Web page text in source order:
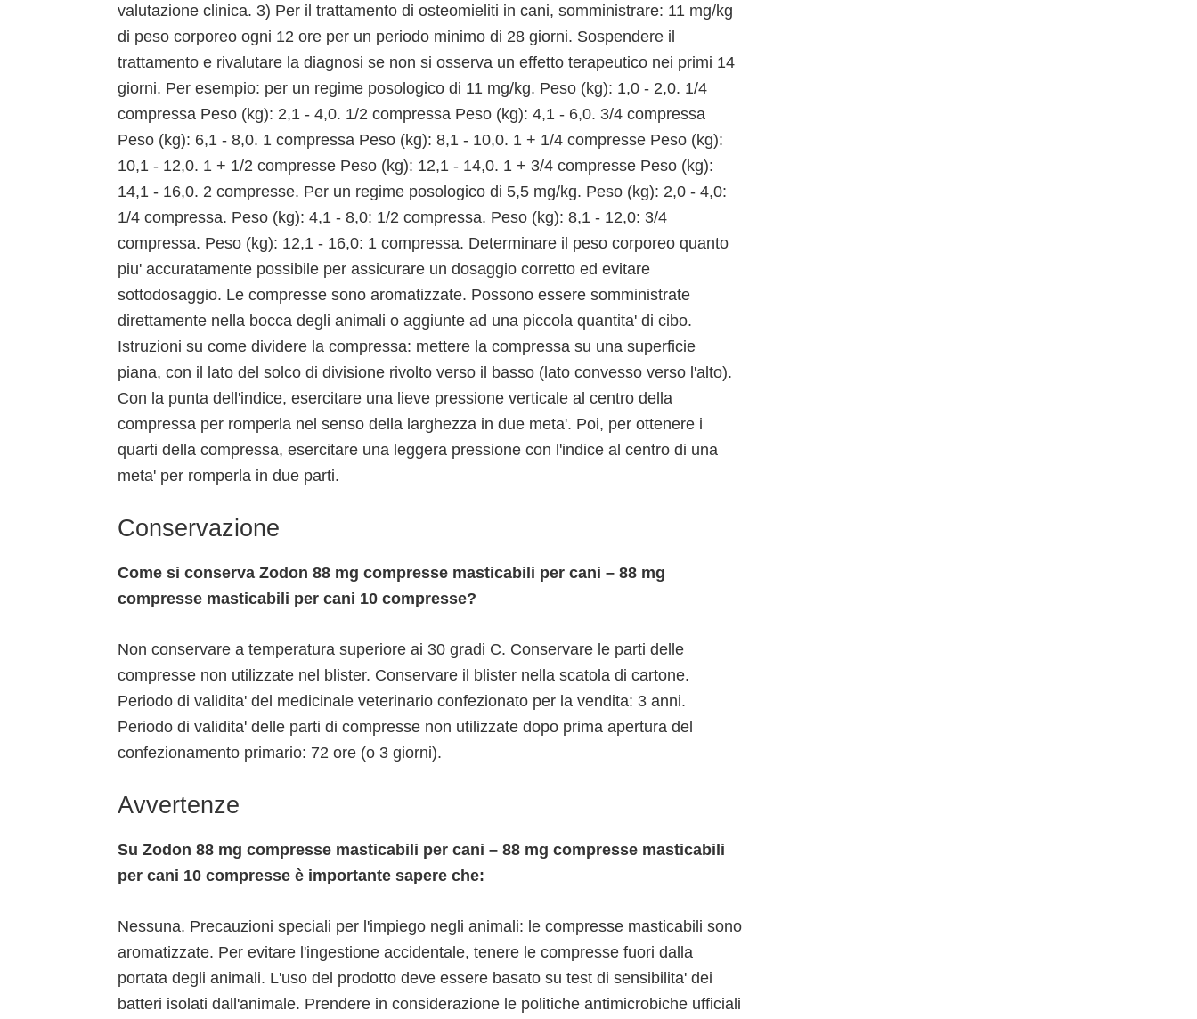
valutazione clinica. 3) Per il trattamento di osteomieliti in cani, somministrare: 11 mg/kg
di peso corporeo ogni 12 ore per un periodo minimo di 28 giorni. Sospendere il
trattamento e rivalutare la diagnosi se non si osserva un effetto terapeutico nei primi 14
giorni. Per esempio: per un regime posologico di 11 mg/kg. Peso (kg): 1,0 - 2,0. 1/4
compressa Peso (kg): 2,1 - 4,0. 1/2 compressa Peso (kg): 4,1 - 6,0. 3/4 compressa
Peso (kg): 6,1 - 8,0. 1 compressa Peso (kg): 8,1 - 10,0. 1 + 1/4 compresse Peso (kg):
10,1 - 12,0. 1 + 1/2 compresse Peso (kg): 12,1 - 14,0. 1 + 3/4 compresse Peso (kg):
14,1 - 16,0. 2 compresse. Per un regime posologico di 5,5 mg/kg. Peso (kg): 2,0 - 4,0:
1/4 compressa. Peso (kg): 4,1 - 8,0: 1/2 compressa. Peso (kg): 8,1 - 12,0: 3/4
compressa. Peso (kg): 12,1 - 16,0: 1 compressa. Determinare il peso corporeo quanto
piu' accuratamente possibile per assicurare un dosaggio corretto ed evitare
sottodosaggio. Le compresse sono aromatizzate. Possono essere somministrate
direttamente nella bocca degli animali o aggiunte ad una piccola quantita' di cibo.
Istruzioni su come dividere la compressa: mettere la compressa su una superficie
piana, con il lato del solco di divisione rivolto verso il basso (lato convesso verso l'alto).
Con la punta dell'indice, esercitare una lieve pressione verticale al centro della
compressa per romperla nel senso della larghezza in due meta'. Poi, per ottenere i
quarti della compressa, esercitare una leggera pressione con l'indice al centro di una
meta' per romperla in due parti.
Conservazione
Come si conserva Zodon 88 mg compresse masticabili per cani – 88 mg
compresse masticabili per cani 10 compresse?
Non conservare a temperatura superiore ai 30 gradi C. Conservare le parti delle
compresse non utilizzate nel blister. Conservare il blister nella scatola di cartone.
Periodo di validita' del medicinale veterinario confezionato per la vendita: 3 anni.
Periodo di validita' delle parti di compresse non utilizzate dopo prima apertura del
confezionamento primario: 72 ore (o 3 giorni).
Avvertenze
Su Zodon 88 mg compresse masticabili per cani – 88 mg compresse masticabili
per cani 10 compresse è importante sapere che:
Nessuna. Precauzioni speciali per l'impiego negli animali: le compresse masticabili sono
aromatizzate. Per evitare l'ingestione accidentale, tenere le compresse fuori dalla
portata degli animali. L'uso del prodotto deve essere basato su test di sensibilita' dei
batteri isolati dall'animale. Prendere in considerazione le politiche antimicrobiche ufficiali